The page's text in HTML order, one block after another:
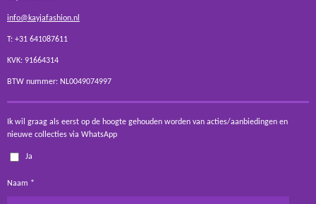
info@kayjafashion.nl
T: +31 641087611
KVK: 91664314
BTW nummer: NL0049074997
Ik wil graag als eerst op de hoogte gehouden worden van acties/aanbiedingen en
nieuwe collecties via WhatsApp
Ja
Naam *